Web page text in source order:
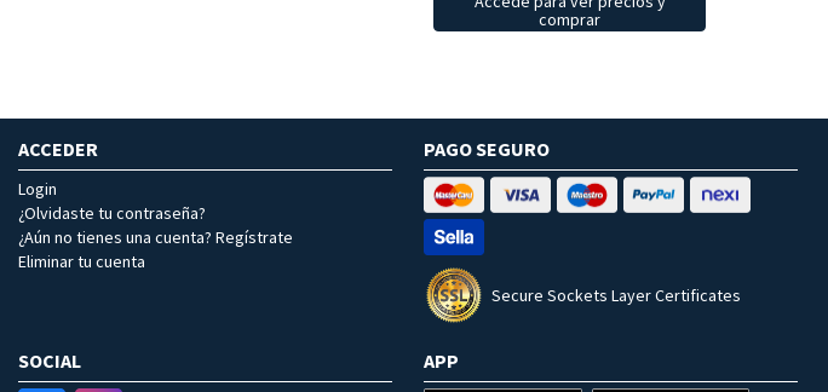
comprar
ACCEDER
Login
¿Olvidaste tu contraseña?
¿Aún no tienes una cuenta? Regístrate
Eliminar tu cuenta
PAGO SEGURO
Secure Sockets Layer Certificates
SOCIAL APP